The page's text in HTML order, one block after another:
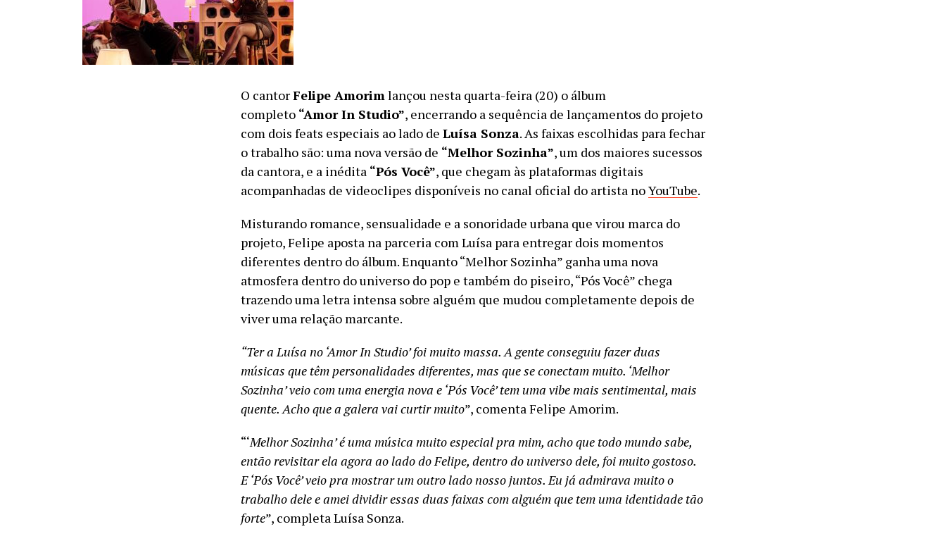
O cantorFelipe Amorimlançou nesta quarta-feira (20) o álbum
completo “Amor In Studio”, encerrando a sequência de lançamentos do projeto
com dois feats especiais ao lado de Luísa Sonza. As faixas escolhidas para fechar
o trabalho são: uma nova versão de “Melhor Sozinha”, um dos maiores sucessos
da cantora, e a inédita “Pós Você”, que chegam às plataformas digitais
acompanhadas de videoclipes disponíveis no canal oficial do artista noYouTube.
Misturando romance, sensualidade e a sonoridade urbana que virou marca do
projeto, Felipe aposta na parceria com Luísa para entregar dois momentos
diferentes dentro do álbum. Enquanto “Melhor Sozinha” ganha uma nova
atmosfera dentro do universo do pop e também do piseiro, “Pós Você” chega
trazendo uma letra intensa sobre alguém que mudou completamente depois de
viver uma relação marcante.
“Ter a Luísa no ‘Amor In Studio’ foi muito massa. A gente conseguiu fazer duas
músicas que têm personalidades diferentes, mas que se conectam muito. ‘Melhor
Sozinha’ veio com uma energia nova e ‘Pós Você’ tem uma vibe mais sentimental, mais
quente. Acho que a galera vai curtir muito”, comenta Felipe Amorim.
“‘Melhor Sozinha’ é uma música muito especial pra mim, acho que todo mundo sabe,
então revisitar ela agora ao lado do Felipe, dentro do universo dele, foi muito gostoso.
E ‘Pós Você’ veio pra mostrar um outro lado nosso juntos. Eu já admirava muito o
trabalho dele e amei dividir essas duas faixas com alguém que tem uma identidade tão
forte”, completa Luísa Sonza.